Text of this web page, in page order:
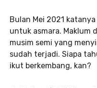
Bulan Mei 2021
untuk asmara. Maklum
musim semi yang
sudah terjadi. Siapa
ikut berkembang, kan?